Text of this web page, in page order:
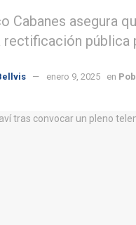
Cabanes asegura
rectificación pública
enero 9, 2025 en